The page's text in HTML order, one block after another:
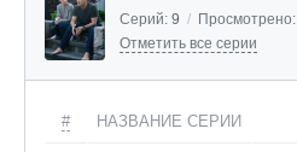
Серий: 9 / Просмотрено:
Отметить все серии
# НАЗВАНИЕ СЕРИИ